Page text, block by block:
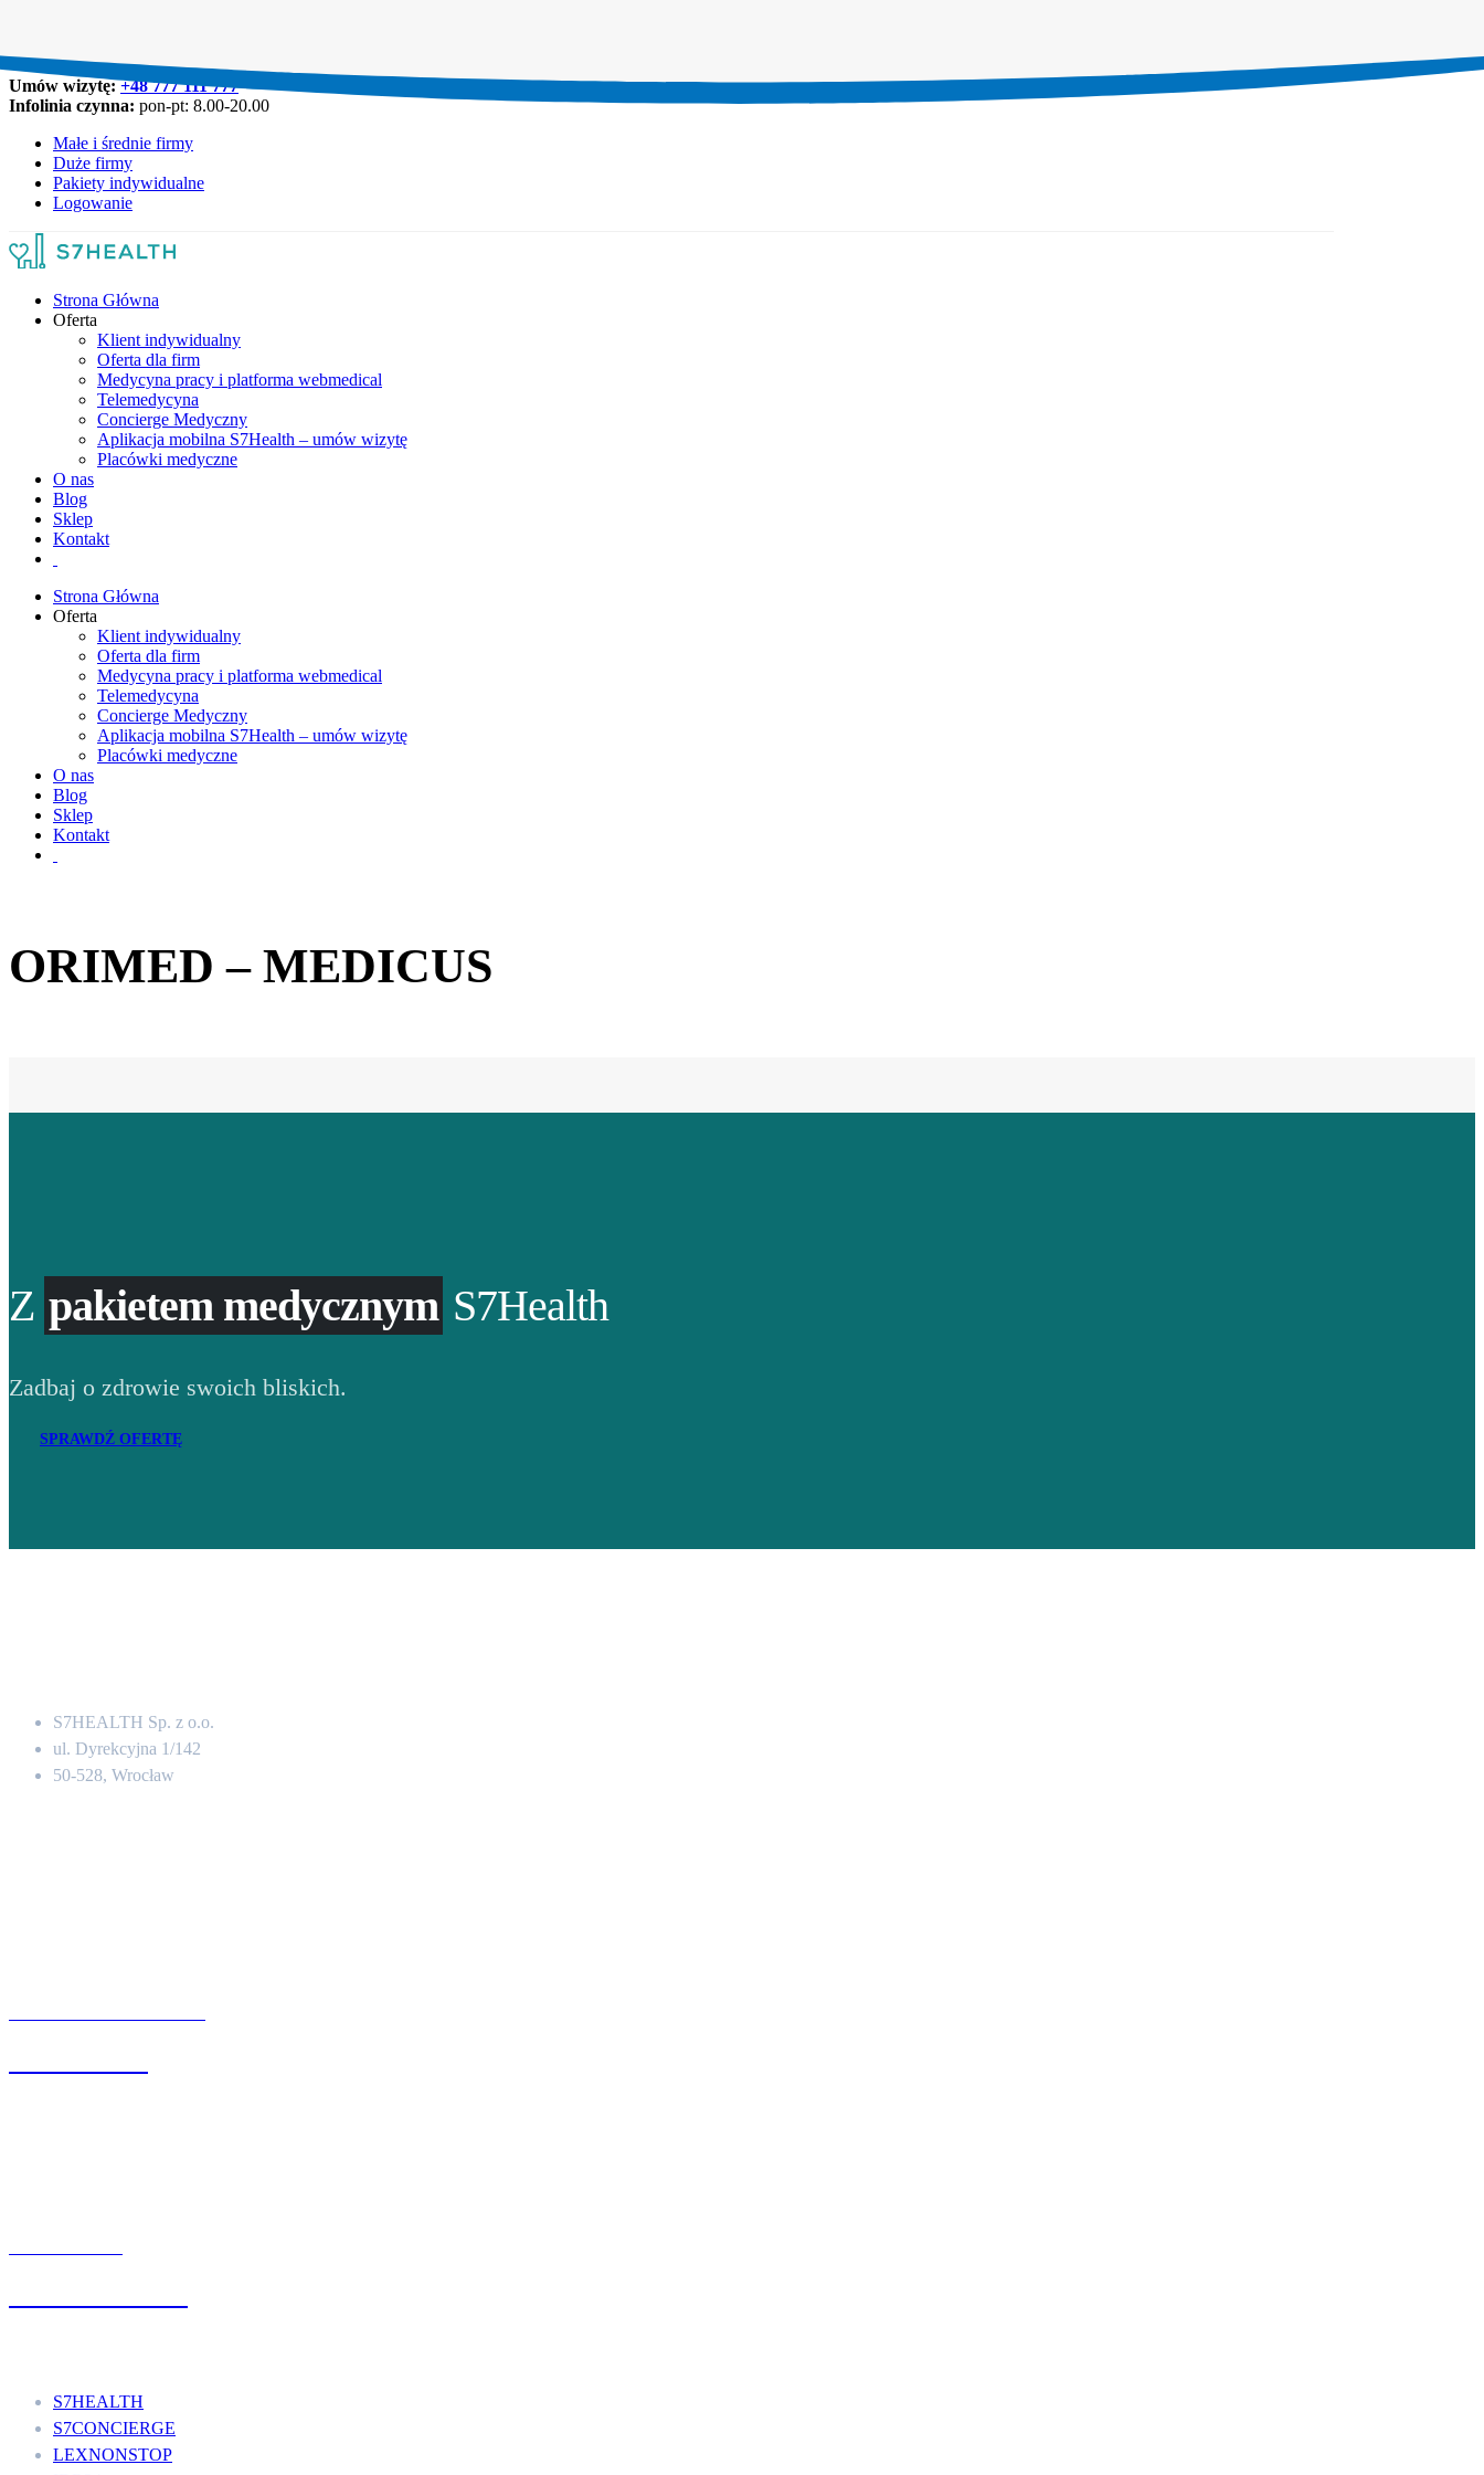
Umów wizytę:+48 777 111 777
Infolinia czynna: pon-pt: 8.00-20.00
Małe i średnie firmy
Duże firmy
Pakiety indywidualne
Logowanie
Strona Główna
Oferta
Klient indywidualny
Oferta dla firm
Medycyna pracy i platforma webmedical
Telemedycyna
Concierge Medyczny
Aplikacja mobilna S7Health – umów wizytę
Placówki medyczne
O nas
Blog
Sklep
Kontakt
Strona Główna
Oferta
Klient indywidualny
Oferta dla firm
Medycyna pracy i platforma webmedical
Telemedycyna
Concierge Medyczny
Aplikacja mobilna S7Health – umów wizytę
Placówki medyczne
O nas
Blog
Sklep
Kontakt
ORIMED – MEDICUS
Z pakietem medycznym S7Health
Zadbaj o zdrowie swoich bliskich.
SPRAWDŹ OFERTĘ
S7HEALTH Sp. z o.o.
ul. Dyrekcyjna 1/142
50-528, Wrocław
S7HEALTH
S7CONCIERGE
LEXNONSTOP